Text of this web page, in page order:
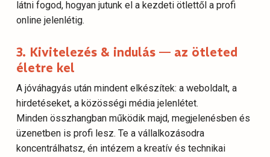
látni fogod, hogyan jutunk el a kezdeti ötlettől a profi
online jelenlétig.
3. Kivitelezés & indulás — az ötleted
életre kel
A jóváhagyás után mindent elkészítek: a weboldalt, a
hirdetéseket, a közösségi média jelenlétet.
Minden összhangban működik majd, megjelenésben és
üzenetben is profi lesz. Te a vállalkozásodra
koncentrálhatsz, én intézem a kreatív és technikai